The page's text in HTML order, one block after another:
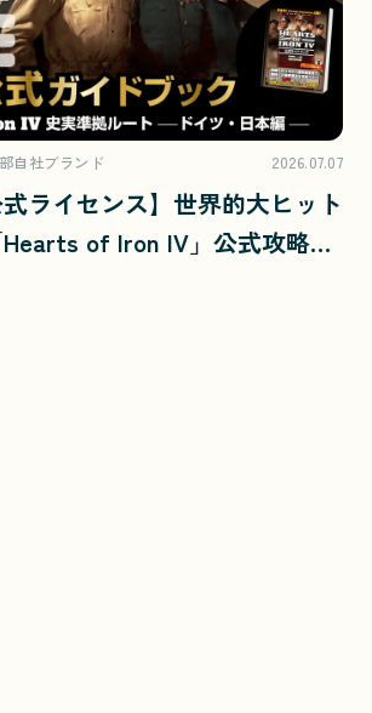
自社ブランド 2026.07.07
式ライセンス】世界的大ヒット
of Iron IV」公式攻略本